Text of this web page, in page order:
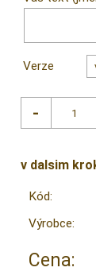
Verze
v dalsim
Kód:
Výrobce:
Cena: